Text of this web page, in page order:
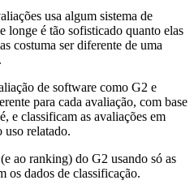
usa algum sistema de
longe é tão sofisticado quanto elas
costuma ser diferente de uma
de software como G2 e
para cada avaliação, com base
e classificam as avaliações em
uso relatado.
ao ranking) do G2 usando só as
os dados de classificação.